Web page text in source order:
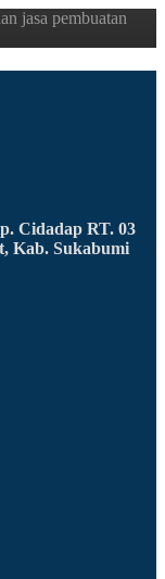
jasa pembuatan
Cidadap RT. 03
Kab. Sukabumi